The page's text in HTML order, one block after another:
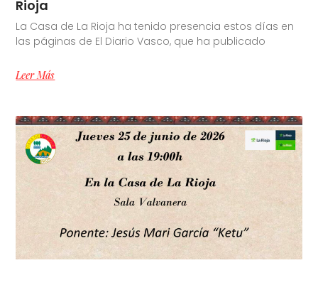
Rioja
La Casa de La Rioja ha tenido presencia estos días en
las páginas de El Diario Vasco, que ha publicado
Leer Más